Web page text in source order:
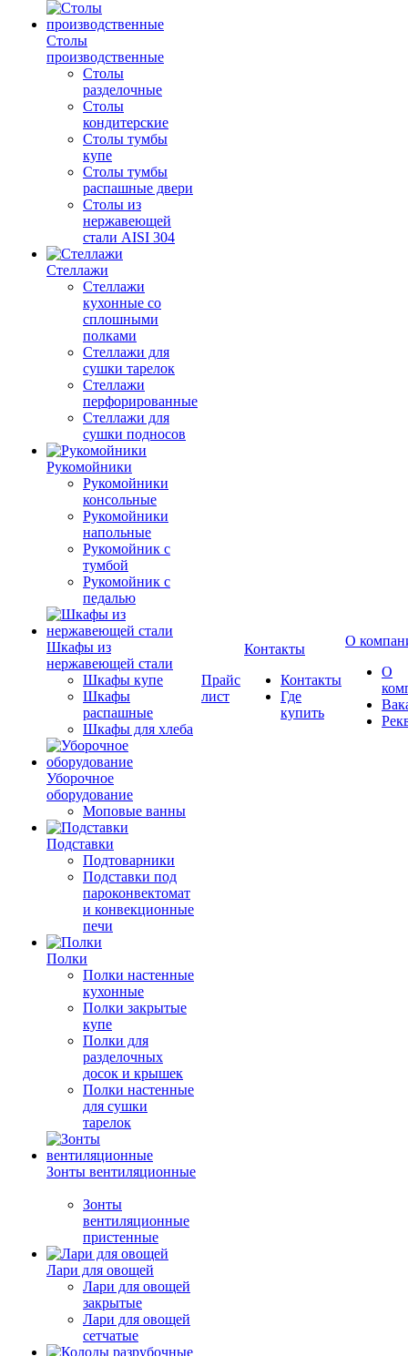
Столы
производственные
Столы
разделочные
Столы
кондитерские
Столы тумбы
купе
Столы тумбы
распашные двери
Столы из
нержавеющей
стали AISI 304
Стеллажи
Стеллажи
кухонные со
сплошными
полками
Стеллажи для
сушки тарелок
Стеллажи
перфорированные
Стеллажи для
сушки подносов
Рукомойники
Рукомойники
консольные
Рукомойники
напольные
Рукомойник с
тумбой
Рукомойник с
педалью
Шкафы из
нержавеющей стали
Шкафы купе
Шкафы
распашные
Шкафы для хлеба
Уборочное
оборудование
Моповые ванны
Подставки
Подтоварники
Подставки под
пароконвектомат
и конвекционные
печи
Полки
Полки настенные
кухонные
Полки закрытые
купе
Полки для
разделочных
досок и крышек
Полки настенные
для сушки
тарелок
Зонты вентиляционные
Зонты
вентиляционные
пристенные
Лари для овощей
Лари для овощей
закрытые
Лари для овощей
сетчатые
Прайс
лист
Контакты
Контакты
Где
купить
О
О